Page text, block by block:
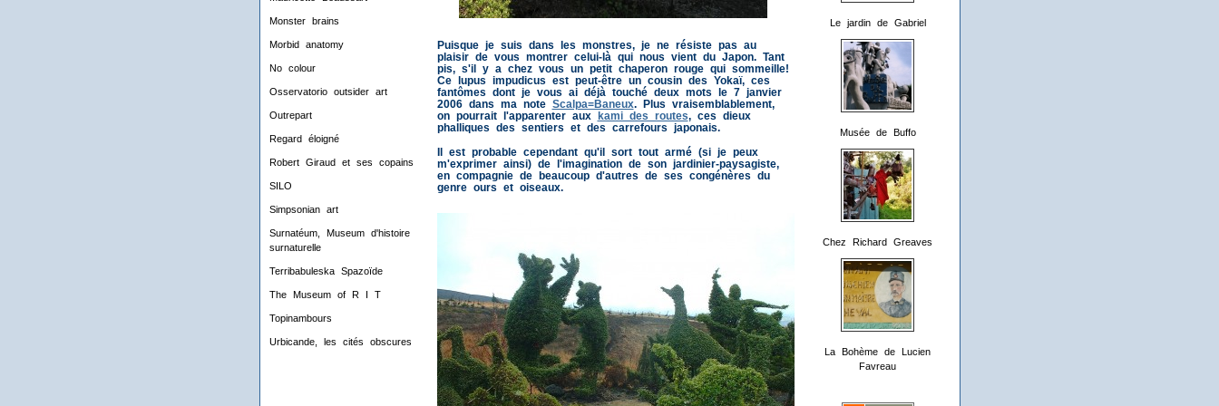
Monster brains
Morbid anatomy
No colour
Osservatorio outsider art
Outrepart
Regard éloigné
Robert Giraud et ses copains
SILO
Simpsonian art
Surnatéum, Museum d'histoire
surnaturelle
Terribabuleska Spazoïde
The Museum of R I T
Topinambours
Urbicande, les cités obscures
Le jardin de Gabriel
Musée de Buffo
Chez Richard Greaves
La Bohème de Lucien
Favreau
Puisque je suis dans les monstres, je ne résiste pas au
plaisir de vous montrer celui-là qui nous vient du Japon. Tant
pis, s'il y a chez vous un petit chaperon rouge qui sommeille!
Ce lupus impudicus est peut-être un cousin des Yokaï, ces
fantômes dont je vous ai déjà touché deux mots le 7 janvier
2006 dans ma note Scalpa=Baneux. Plus vraisemblablement,
on pourrait l'apparenter aux kami des routes, ces dieux
phalliques des sentiers et des carrefours japonais.
Il est probable cependant qu'il sort tout armé (si je peux
m'exprimer ainsi) de l'imagination de son jardinier-paysagiste,
en compagnie de beaucoup d'autres de ses congénères du
genre ours et oiseaux.